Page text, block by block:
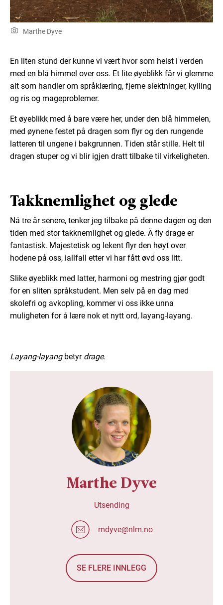
Marthe Dyve
En liten stund der kunne vi vært hvor som helst i verden
med en blå himmel over oss. Et lite øyeblikk får vi glemme
alt som handler om språklæring, fjerne slektninger, kylling
og ris og mageproblemer.
Et øyeblikk med å bare være her, under den blå himmelen,
med øynene festet på dragen som flyr og den rungende
latteren til ungene i bakgrunnen. Tiden står stille. Helt til
dragen stuper og vi blir igjen dratt tilbake til virkeligheten.
Takknemlighet og glede
Nå tre år senere, tenker jeg tilbake på denne dagen og den
tiden med stor takknemlighet og glede. Å fly drage er
fantastisk. Majestetisk og lekent flyr den høyt over
hodene på oss, iallfall etter vi har fått øvd oss litt.
Slike øyeblikk med latter, harmoni og mestring gjør godt
for en sliten språkstudent. Men selv på en dag med
skolefri og avkopling, kommer vi oss ikke unna
muligheten for å lære nok et nytt ord, layang-layang.
Layang-layangbetyr drage.
Marthe Dyve
Utsending
mdyve@nlm.no
SE FLERE INNLEGG